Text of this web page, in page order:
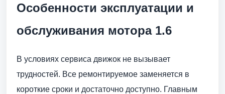
Особенности эксплуатации и
обслуживания мотора 1.6
В условиях сервиса движок не вызывает
трудностей. Все ремонтируемое заменяется в
короткие сроки и достаточно доступно. Главным